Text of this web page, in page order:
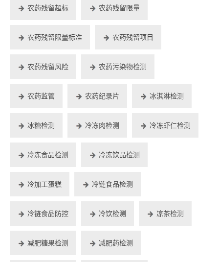
农药残留超标 农药残留限量
农药残留限量标准 农药残留项目
农药残留风险 农药污染物检测
农药监管 农药纪录片 冰淇淋检测
冰糖检测 冷冻肉检测 冷冻虾仁检测
冷冻食品检测 冷冻饮品检测
冷加工蛋糕 冷链食品检测
冷链食品防控 冷饮检测 凉茶检测
减肥糖果检测 减肥药检测